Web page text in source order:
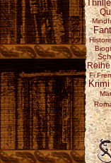
Reihe
Fi
Krimi